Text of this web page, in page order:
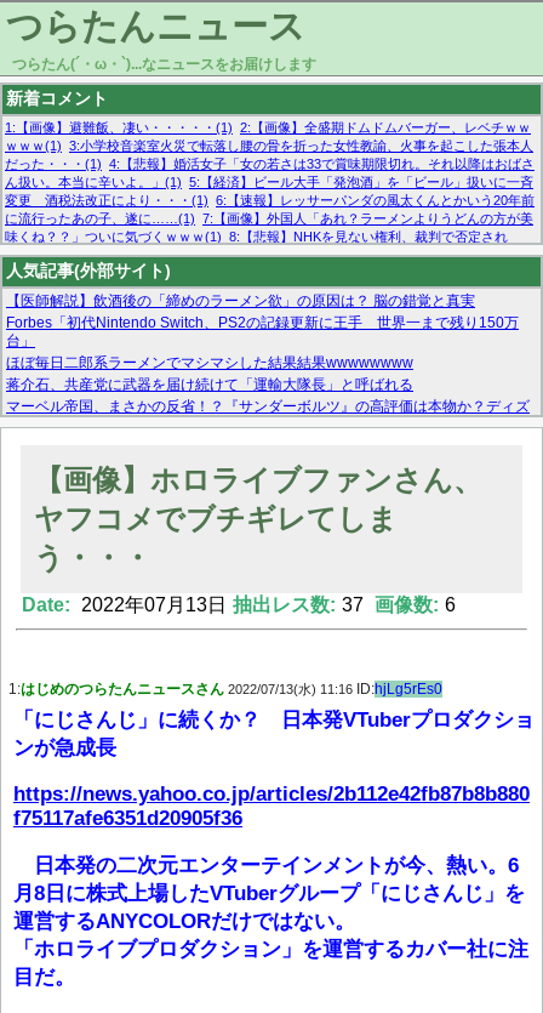
つらたんニュース
つらたん(´・ω・`)...なニュースをお届けします
新着コメント
1:【画像】避難飯、凄い・・・・・(1) 2:【画像】全盛期ドムドムバーガー、レベチｗｗ
ｗｗｗ(1) 3:小学校音楽室火災で転落し腰の骨を折った女性教諭、火事を起こした張本人
だった・・・(1) 4:【悲報】婚活女子「女の若さは33で賞味期限切れ。それ以降はおばさ
ん扱い。本当に辛いよ。」(1) 5:【経済】ビール大手「発泡酒」を「ビール」扱いに一斉
変更 酒税法改正により・・・(1) 6:【速報】レッサーパンダの風太くんとかいう20年前
に流行ったあの子、遂に……(1) 7:【画像】外国人「あれ？ラーメンよりうどんの方が美
味くね？？」ついに気づくｗｗｗ(1) 8:【悲報】NHKを見ない権利、裁判で否定され
る・・・(1) 9:欧州委員長「原発縮小は間違いでした」(1) 10:【悲報】日本企業の人手不
足、限界突破 52%「正社員も足りてません…」(1)
人気記事(外部サイト)
【医師解説】飲酒後の「締めのラーメン欲」の原因は？ 脳の錯覚と真実
Forbes「初代Nintendo Switch、PS2の記録更新に王手 世界一まで残り150万
台」
ほぼ毎日二郎系ラーメンでマシマシした結果結果wwwwwwww
蒋介石、共産党に武器を届け続けて「運輸大隊長」と呼ばれる
マーベル帝国、まさかの反省！？『サンダーボルツ』の高評価は本物か？ディズ
ニーCEOの「量より質」宣言の裏で渦巻くファンの本音とMCUの未来を徹底考
【モー娘。石田亜佑美】ファーストテイク出演も新規獲得ならず？北川莉央が1
【画像あり】FacebookとかTwitterで拾ったエロ画像貼ってくよ
Powered by livedoor 相互RSS
【画像】ホロライブファンさん、
ヤフコメでブチギレてしま
う・・・
Date: 2022年07月13日 抽出レス数: 37 画像数: 6
1:はじめのつらたんニュースさん 2022/07/13(水) 11:16 ID:hjLg5rEs0
「にじさんじ」に続くか？ 日本発VTuberプロダクショ
ンが急成長
https://news.yahoo.co.jp/articles/2b112e42fb87b8b880
f75117afe6351d20905f36
日本発の二次元エンターテインメントが今、熱い。6
月8日に株式上場したVTuberグループ「にじさんじ」を
運営するANYCOLORだけではない。
「ホロライブプロダクション」を運営するカバー社に注
目だ。